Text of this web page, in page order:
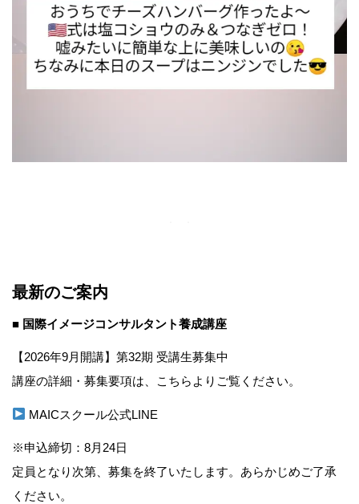
最新のご案内
■ 国際イメージコンサルタント養成講座
【2026年9月開講】第32期 受講生募集中
講座の詳細・募集要項は、こちらよりご覧ください。
MAICスクール公式LINE
※申込締切：8月24日
定員となり次第、募集を終了いたします。あらかじめご了承
ください。